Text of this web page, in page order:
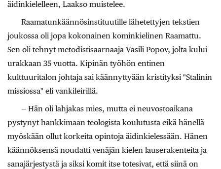
äidinkielelleen, Laakso muistelee.
Raamatunkäännösinstituutille lähetettyjen tekstien
joukossa oli jopa kokonainen kominkielinen Raamattu.
Sen oli tehnyt metodistisaarnaaja Vasili Popov, jolta kului
urakkaan 35 vuotta. Kipinän työhön entinen
kulttuuritalon johtaja sai käännyttyään kristityksi "Stalinin
missiossa" eli vankileirillä.
— Hän oli lahjakas mies, mutta ei neuvostoaikana
pystynyt hankkimaan teologista koulutusta eikä hänellä
myöskään ollut korkeita opintoja äidinkielessään. Hänen
käännöksensä noudatti venäjän kielen lauserakenteita ja
sanajärjestystä ja siksi komit itse totesivat, että siinä on